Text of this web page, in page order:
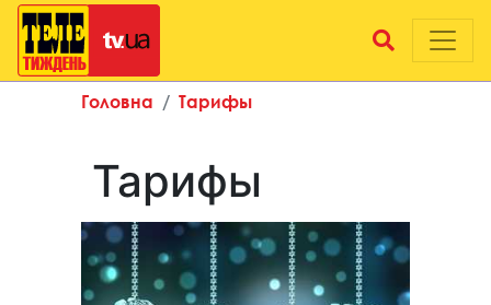
Головна Тарифы
Тарифы